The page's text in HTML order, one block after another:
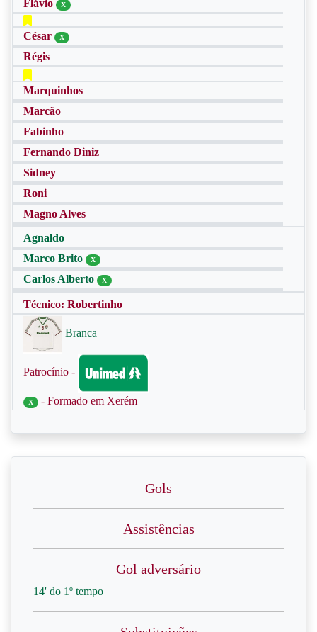
Flávio
X
César X
Régis
Marquinhos
Marcão
Fabinho
Fernando Diniz
Sidney
Roni
Magno Alves
Agnaldo
Marco Brito
X
Carlos Alberto X
Técnico: Robertinho
Branca
Patrocínio -
X - Formado em Xerém
Gols
Assistências
Gol adversário
14' do 1º tempo